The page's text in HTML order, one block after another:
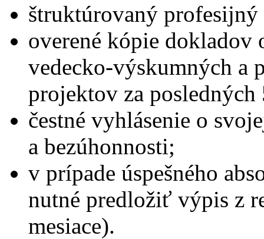
štruktúrovaný
overené kópie dokladov
vedecko-výskumných a
projektov za
čestné vyhlásenie o
a bezúhonnosti;
v prípade úspešného
nutné predložiť výpis z
mesiace).